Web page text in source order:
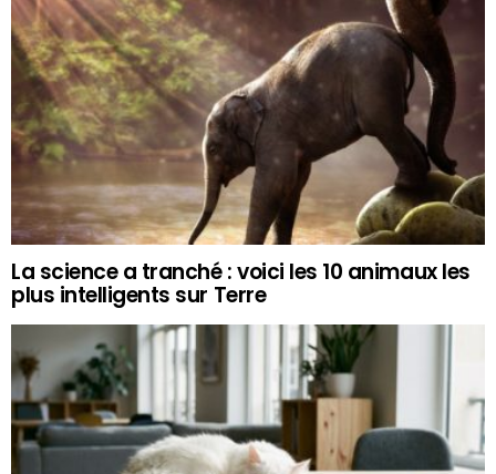
La science a tranché : voici les 10 animaux les
plus intelligents sur Terre